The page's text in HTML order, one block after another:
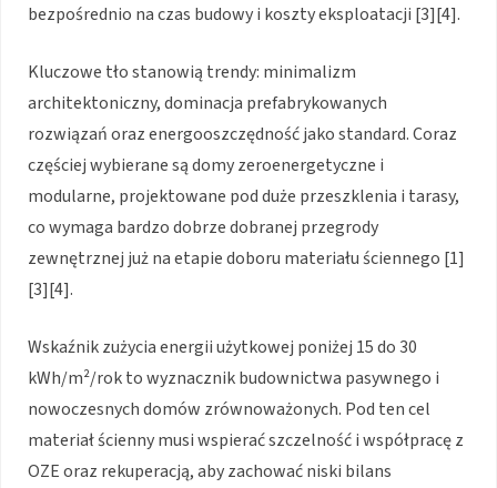
bezpośrednio na czas budowy i koszty eksploatacji [3][4].
Kluczowe tło stanowią trendy: minimalizm
architektoniczny, dominacja prefabrykowanych
rozwiązań oraz energooszczędność jako standard. Coraz
częściej wybierane są domy zeroenergetyczne i
modularne, projektowane pod duże przeszklenia i tarasy,
co wymaga bardzo dobrze dobranej przegrody
zewnętrznej już na etapie doboru materiału ściennego [1]
[3][4].
Wskaźnik zużycia energii użytkowej poniżej 15 do 30
kWh/m²/rok to wyznacznik budownictwa pasywnego i
nowoczesnych domów zrównoważonych. Pod ten cel
materiał ścienny musi wspierać szczelność i współpracę z
OZE oraz rekuperacją, aby zachować niski bilans